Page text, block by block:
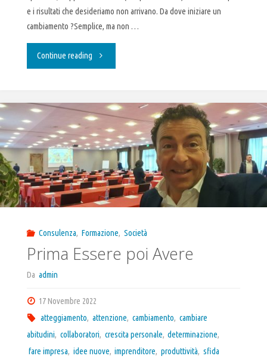
e i risultati che desideriamo non arrivano. Da dove iniziare un
cambiamento ?Semplice, ma non …
Continue reading "Basta
click
…"
Consulenza, Formazione, Società
Prima Essere poi Avere
Da admin
17 Novembre 2022
atteggiamento, attenzione, cambiamento, cambiare
abitudini, collaboratori, crescita personale, determinazione,
fare impresa, idee nuove, imprenditore, produttività, sfida